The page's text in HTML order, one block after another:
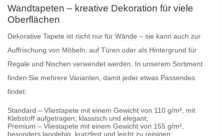
Wandtapeten – kreative Dekoration für viele
Oberflächen
Dekorative Tapete ist nicht nur für Wände – sie kann auch zur
Auffrischung von Möbeln, auf Türen oder als Hintergrund für
Regale und Nischen verwendet werden. In unserem Sortiment
finden Sie mehrere Varianten, damit jeder etwas Passendes
findet:
Standard – Vliestapete mit einem Gewicht von 110 g/m², mit
Klebstoff aufgetragen; klassisch und elegant;
Premium – Vliestapete mit einem Gewicht von 155 g/m²,
besonders langlebig, kratzfest und leicht zu reinigen;